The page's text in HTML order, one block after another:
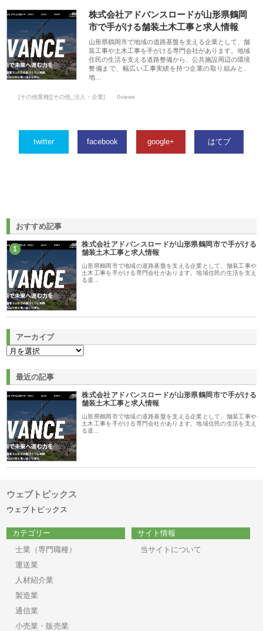
株式会社アドバンスロードが山形県鶴岡
市で手がける舗装土木工事と求人情報
山形県鶴岡市で地域の道路基盤を支える企業として、舗
装工事や土木工事を手がける専門会社があります。地域
住民の生活を支える道路整備から、公共施設周辺の環境
整備まで、幅広い工事実績を持つ企業の取り組みと、
地…
[その他業種][その他_法人・企業] 0views
twitter facebook google+ はてブ
おすすめ記事
1
株式会社アドバンスロードが山形県鶴岡市で手がける
舗装土木工事と求人情報
山形県鶴岡市で地域の道路基盤を支える企業として、舗装工事や
土木工事を手がける専門会社があります。地域住民の生活を支え
る道…
アーカイブ
最近の記事
株式会社アドバンスロードが山形県鶴岡市で手がける
舗装土木工事と求人情報
山形県鶴岡市で地域の道路基盤を支える企業として、舗装工事や
土木工事を手がける専門会社があります。地域住民の生活を支え
る道…
ウェブトピックス
ウェブトピックス
カテゴリー
士業（専門職種）
運送業
人材紹介業
製造業
通信業
小売業・販売業
サイト情報
当サイトについて